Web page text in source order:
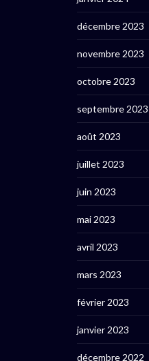
décembre 2023
novembre 2023
octobre 2023
septembre 2023
août 2023
juillet 2023
juin 2023
mai 2023
avril 2023
mars 2023
février 2023
janvier 2023
décembre 2022